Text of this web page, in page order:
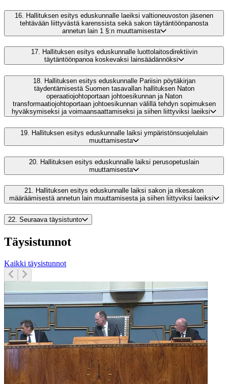
16. Hallituksen esitys eduskunnalle laeiksi valtioneuvoston jäsenen
tehtävään liittyvästä karenssista sekä sakon täytäntöönpanosta
annetun lain 1 §:n muuttamisesta
17. Hallituksen esitys eduskunnalle luottolaitosdirektiivin
täytäntöönpanoa koskevaksi lainsäädännöksi
18. Hallituksen esitys eduskunnalle Pariisin pöytäkirjan
täydentämisestä Suomen tasavallan hallituksen Naton
operaatiojohtoportaan johtoesikunnan ja Naton
transformaatiojohtoportaan johtoesikunnan välillä tehdyn sopimuksen
hyväksymiseksi ja voimaansaattamiseksi ja siihen liittyviksi laeiksi
19.
Hallituksen esitys eduskunnalle laiksi ympäristönsuojelulain
muuttamisesta
20. Hallituksen esitys eduskunnalle laiksi perusopetuslain
muuttamisesta
21. Hallituksen esitys eduskunnalle laiksi sakon ja rikesakon
määräämisestä annetun lain muuttamisesta ja siihen liittyviksi laeiksi
22. Seuraava täysistunto
Täysistunnot
Kaikki täysistunnot